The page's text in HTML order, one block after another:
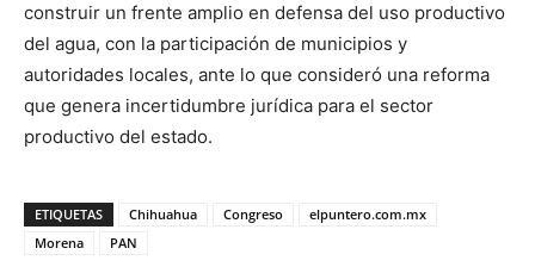
construir un frente amplio en defensa del uso productivo
del agua, con la participación de municipios y
autoridades locales, ante lo que consideró una reforma
que genera incertidumbre jurídica para el sector
productivo del estado.
ETIQUETAS Chihuahua Congreso
elpuntero.com.mx
Morena
PAN